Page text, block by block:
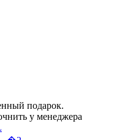
подарок.
у менеджера